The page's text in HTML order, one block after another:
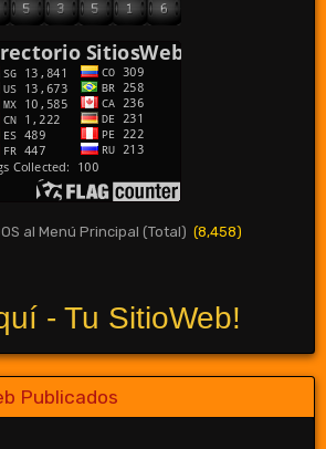
al Menú Principal (Total) (8,458)
- Tu SitioWeb!
Publicados